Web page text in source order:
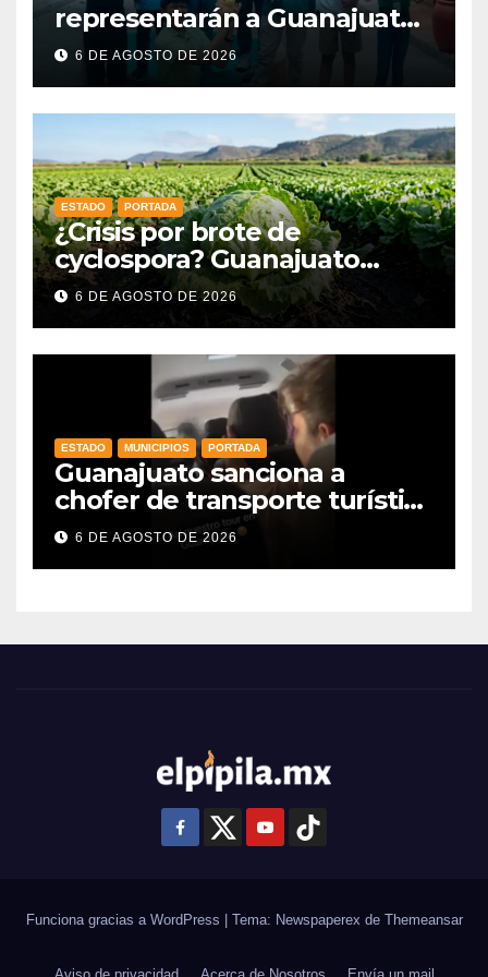
representarán a Guanajuato
en la Olimpiada Mexicana de
Matemáticas 2026
6 DE AGOSTO DE 2026
ESTADO PORTADA
¿Crisis por brote de
cyclospora? Guanajuato
mantiene intactas sus
exportaciones
6 DE AGOSTO DE 2026
ESTADO MUNICIPIOS PORTADA
Guanajuato sanciona a
chofer de transporte turístico
e intensifica operativos de
vigilancia
6 DE AGOSTO DE 2026
Funciona gracias a WordPress | Tema: Newspaperex de Themeansar